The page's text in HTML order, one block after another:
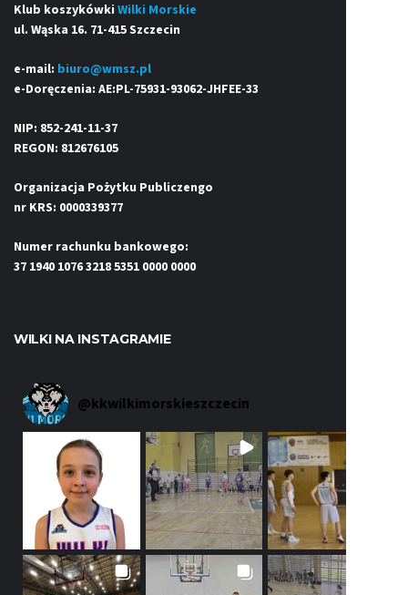
Klub koszykówki Wilki Morskie
ul. Wąska 16. 71-415 Szczecin
e-mail: biuro@wmsz.pl
e-Doręczenia: AE:PL-75931-93062-JHFEE-33
NIP: 852-241-11-37
REGON: 812676105
Organizacja Pożytku Publiczengo
nr KRS: 0000339377
Numer rachunku bankowego:
37 1940 1076 3218 5351 0000 0000
WILKI NA INSTAGRAMIE
@kkwilkimorskieszczecin